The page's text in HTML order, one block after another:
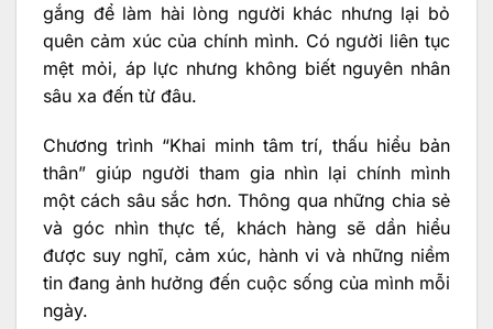
gắng để làm hài lòng người khác nhưng lại bỏ
quên cảm xúc của chính mình. Có người liên tục
mệt mỏi, áp lực nhưng không biết nguyên nhân
sâu xa đến từ đâu.
Chương trình “Khai minh tâm trí, thấu hiểu bản
thân” giúp người tham gia nhìn lại chính mình
một cách sâu sắc hơn. Thông qua những chia sẻ
và góc nhìn thực tế, khách hàng sẽ dần hiểu
được suy nghĩ, cảm xúc, hành vi và những niềm
tin đang ảnh hưởng đến cuộc sống của mình mỗi
ngày.